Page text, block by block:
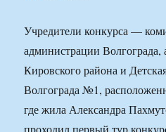
Учредители конкурса —
администрации Волгограда,
Кировского района и
Волгограда №1,
где жила Александра